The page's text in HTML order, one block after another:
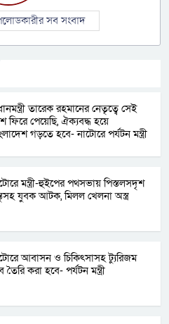
সব সংবাদ
তারেক রহমানের নেতৃত্বে সেই
ফিরে পেয়েছি, ঐক্যবদ্ধ হয়ে
গড়তে হবে- নাটোরে পর্যটন মন্ত্রী
মন্ত্রী-হুইপের পথসভায় পিস্তলসদৃশ
যুবক আটক, মিলল খেলনা অস্ত্র
আবাসন ও চিকিৎসাসহ ট্যুরিজম
তৈরি করা হবে- পর্যটন মন্ত্রী